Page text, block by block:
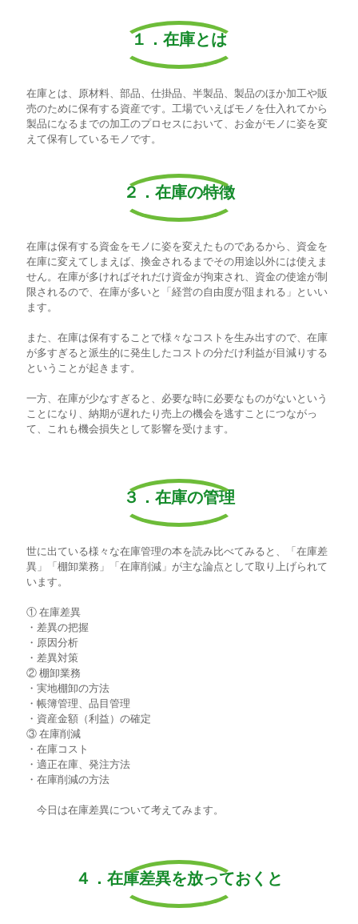
１．在庫とは
在庫とは、原材料、部品、仕掛品、半製品、製品のほか加工や販
売のために保有する資産です。工場でいえばモノを仕入れてから
製品になるまでの加工のプロセスにおいて、お金がモノに姿を変
えて保有しているモノです。
２．在庫の特徴
在庫は保有する資金をモノに姿を変えたものであるから、資金を
在庫に変えてしまえば、換金されるまでその用途以外には使えま
せん。在庫が多ければそれだけ資金が拘束され、資金の使途が制
限されるので、在庫が多いと「経営の自由度が阻まれる」といい
ます。
また、在庫は保有することで様々なコストを生み出すので、在庫
が多すぎると派生的に発生したコストの分だけ利益が目減りする
ということが起きます。
一方、在庫が少なすぎると、必要な時に必要なものがないという
ことになり、納期が遅れたり売上の機会を逃すことにつながっ
て、これも機会損失として影響を受けます。
３．在庫の管理
世に出ている様々な在庫管理の本を読み比べてみると、「在庫差
異」「棚卸業務」「在庫削減」が主な論点として取り上げられて
います。
① 在庫差異
・差異の把握
・原因分析
・差異対策
② 棚卸業務
・実地棚卸の方法
・帳簿管理、品目管理
・資産金額（利益）の確定
③ 在庫削減
・在庫コスト
・適正在庫、発注方法
・在庫削減の方法
今日は在庫差異について考えてみます。
４．在庫差異を放っておくと